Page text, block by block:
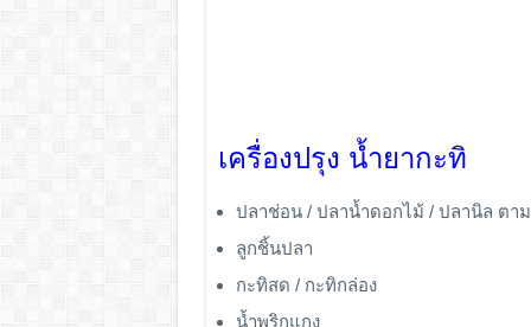
เครื่องปรุง น้ำยากะทิ
ปลาช่อน / ปลาน้ำดอกไม้ / ปลานิล ตา
ลูกชิ้นปลา
กะทิสด / กะทิกล่อง
น้ำพริกแกง